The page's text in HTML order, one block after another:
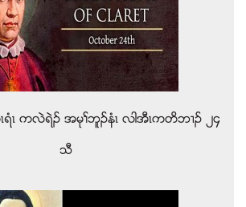
ၚ ကလဲရဲဥ အမုႈဘူဥနံၚ လါအီၚကတိဘ႕ဥ ၂၄
သီ